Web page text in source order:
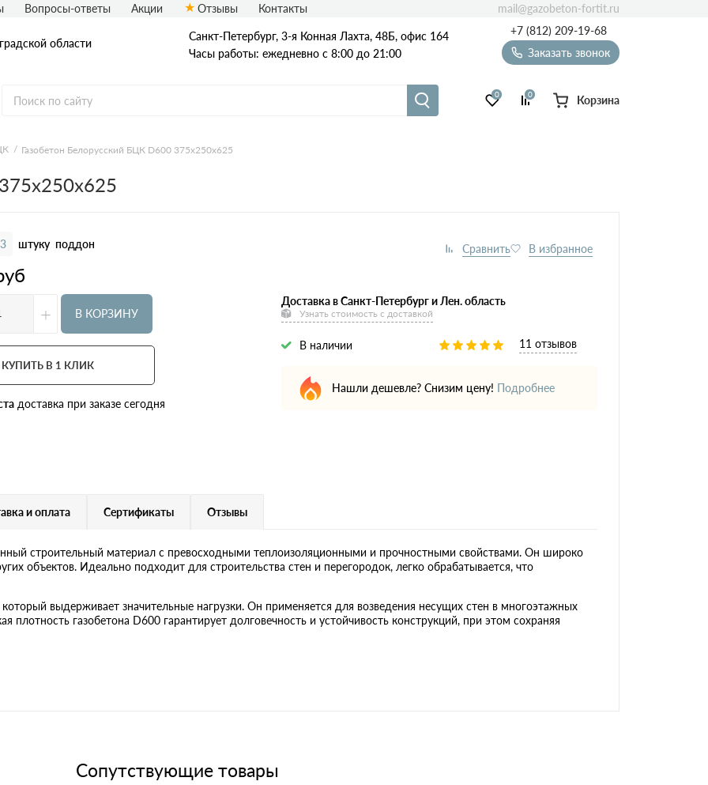
области
Санкт-Петербург, 3-я Конная Лахта, 48Б, офис 164
Часы работы: ежедневно с 8:00 до 21:00
+7 (812) 209-19-68
Заказать звонок
375х250х625
0 0 Корзина
Вопросы-ответы Акции Отзывы Контакты mail@gazobeton-fortit.ru
Газобетон Белорусский БЦК D600 375x250x625
штуку поддон
+
В КОРЗИНУ
КУПИТЬ В 1 КЛИК
доставка при заказе сегодня
Доставка в Санкт-Петербург и Лен. область
Узнать стоимость с доставкой
В наличии 11 отзывов
Нашли дешевле? Снизим цену! Подробнее
и оплата Сертификаты Отзывы
строительный материал с превосходными теплоизоляционными и прочностными свойствами. Он широко
объектов. Идеально подходит для строительства стен и перегородок, легко обрабатывается, что
выдерживает значительные нагрузки. Он применяется для возведения несущих стен в многоэтажных
газобетона D600 гарантирует долговечность и устойчивость конструкций, при этом сохраняя
Сопутствующие товары